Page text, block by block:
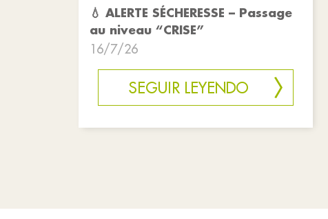
💧 ALERTE SÉCHERESSE – Passage
au niveau “CRISE”
16/7/26
SEGUIR LEYENDO